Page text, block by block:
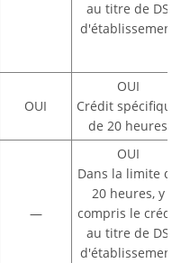
au titre de DS
d'établissement
OUI
OUI
Crédit spécifique
de 20 heures
—
OUI
Dans la limite de
20 heures, y
compris le crédit
au titre de DS
d'établissement